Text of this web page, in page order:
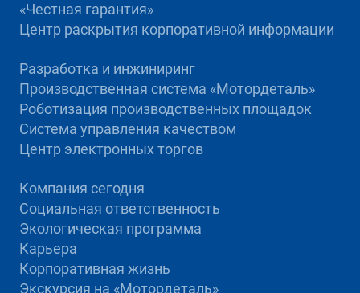
«Честная гарантия»
Центр раскрытия корпоративной информации
Разработка и инжиниринг
Производственная система «Mотордеталь»
Роботизация производственных площадок
Система управления качеством
Центр электронных торгов
Компания сегодня
Социальная ответственность
Экологическая программа
Карьера
Корпоративная жизнь
Экскурсия на «Мотордеталь»